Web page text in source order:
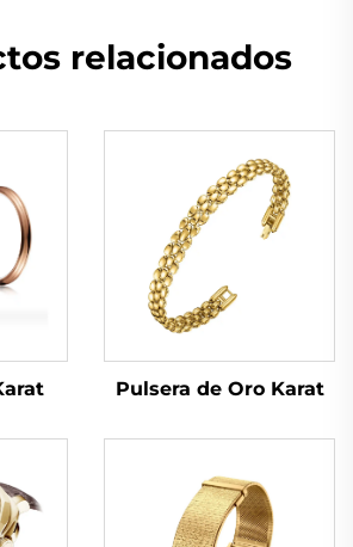
relacionados
Pulsera de Oro Karat